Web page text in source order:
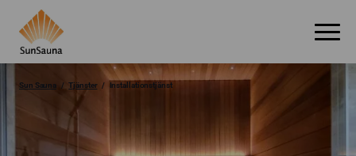
Sun Sauna Tjänster Installationstjänst